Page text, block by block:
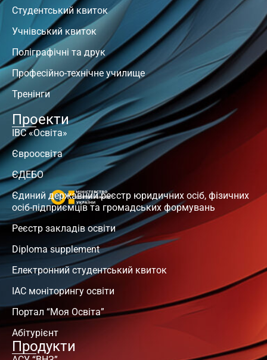
Студентський квиток
Учнівський квиток
Поліграфічні та друк
Професійно-технічне училище
Тренінги
Проекти
ІВС «Освіта»
Євроосвіта
ЄДЕБО
Єдиний державний реєстр юридичних осіб, фізичних
осіб-підприємців та громадських формувань
Реєстр закладів освіти
Diploma supplement
Електронний студентський квиток
ІАС моніторингу освіти
Портал “Моя Освіта”
Абітурієнт
Продукти